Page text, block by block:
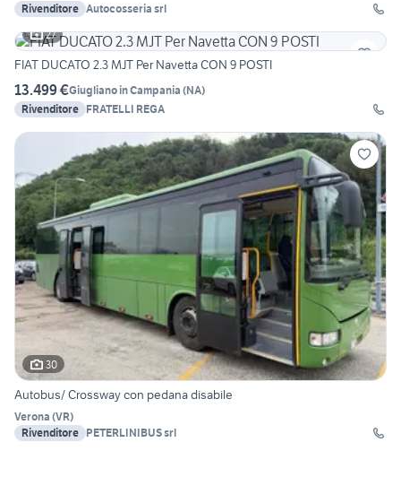
Rivenditore Autocosseria srl
27
FIAT DUCATO 2.3 MJT Per Navetta CON 9 POSTI
13.499 €Giugliano in Campania (NA)
Rivenditore FRATELLI REGA
30
Autobus/ Crossway con pedana disabile
Verona (VR)
Rivenditore PETERLINIBUS srl